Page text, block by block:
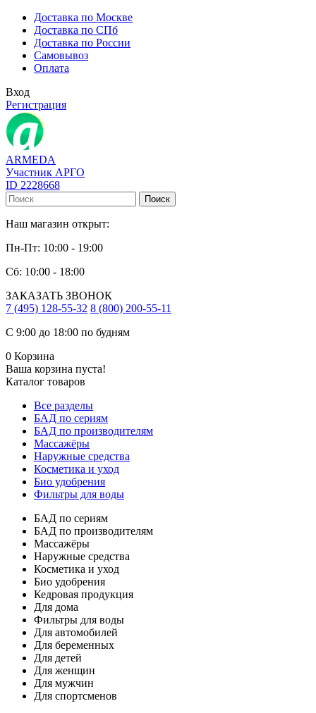
Доставка по Москве
Доставка по СПб
Доставка по России
Самовывоз
Оплата
Вход
Регистрация
ARMEDA
Участник АРГО
ID 2228668
Поиск
Наш магазин открыт:
Пн-Пт: 10:00 - 19:00
Сб: 10:00 - 18:00
ЗАКАЗАТЬ ЗВОНОК
7 (495) 128-55-32 8 (800) 200-55-11
С 9:00 до 18:00 по будням
0 Корзина
Ваша корзина пуста!
Каталог товаров
Все разделы
БАД по сериям
БАД по производителям
Массажёры
Наружные средства
Косметика и уход
Био удобрения
Фильтры для воды
БАД по сериям
БАД по производителям
Массажёры
Наружные средства
Косметика и уход
Био удобрения
Кедровая продукция
Для дома
Фильтры для воды
Для автомобилей
Для беременных
Для детей
Для женщин
Для мужчин
Для спортсменов